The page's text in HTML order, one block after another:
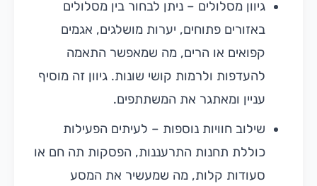
גיוון מסלולים – ניתן לבחור בין מסלולים
באזורים פתוחים, יערות מושלגים, אגמים
קפואים או הרים, מה שמאפשר התאמה
להעדפות ולרמות קושי שונות. גיוון זה מוסיף
עניין ומאתגר את המשתתפים.
שילוב חוויות נוספות – לעיתים הפעילות
כוללת תחנות התרעננות, הפסקות תה חם או
סעודות קלות, מה שמעשיר את המסע